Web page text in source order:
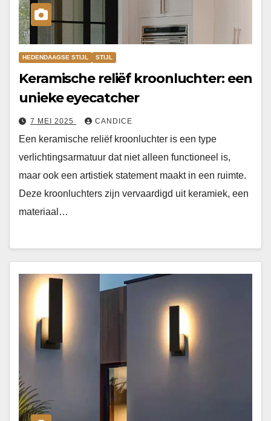
HEDENDAAGSE STIJL STIJL
Keramische reliëf kroonluchter: een
unieke eyecatcher
7 MEI 2025 CANDICE
Een keramische reliëf kroonluchter is een type
verlichtingsarmatuur dat niet alleen functioneel is,
maar ook een artistiek statement maakt in een ruimte.
Deze kroonluchters zijn vervaardigd uit keramiek, een
materiaal…